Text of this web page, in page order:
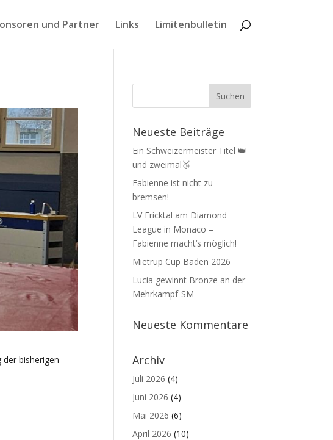
und Partner Links Limitenbulletin
bisherigen
Neueste Beiträge
Ein Schweizermeister Titel 👑
und zweimal🥉
Fabienne ist nicht zu
bremsen!
LV Fricktal am Diamond
League in Monaco –
Fabienne macht‘s möglich!
Mietrup Cup Baden 2026
Lucia gewinnt Bronze an der
Mehrkampf-SM
Neueste Kommentare
Archiv
Juli 2026 (4)
Juni 2026 (4)
Mai 2026 (6)
April 2026 (10)